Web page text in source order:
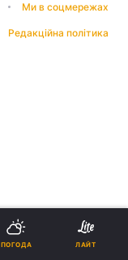
Ми в соцмережах
Редакційна політика
ПОГОДА ЛАЙТ